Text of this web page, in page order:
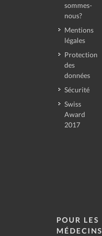
sommes-
nous?
Mentions
légales
Protection
des
données
Sécurité
Swiss
Award
2017
POUR LES
MÉDECINS